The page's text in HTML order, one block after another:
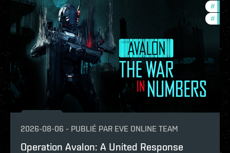
#
#
2026-08-06 - PUBLIÉ PAR EVE ONLINE TEAM
Operation Avalon: A United Response